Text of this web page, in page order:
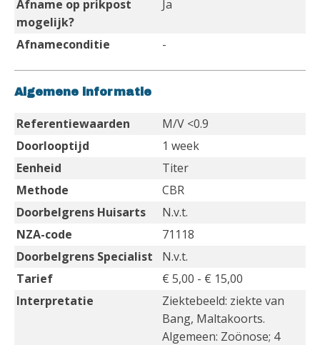
Afname op prikpost
mogelijk?
Ja
Afnameconditie -
Algemene informatie
Referentiewaarden
M/V <0.9
Doorlooptijd
1 week
Eenheid
Titer
Methode
CBR
Doorbelgrens Huisarts
N.v.t.
NZA-code
71118
Doorbelgrens Specialist
N.v.t.
Tarief
€ 5,00 - € 15,00
Interpretatie
Ziektebeeld: ziekte van
Bang, Maltakoorts.
Algemeen: Zoönose; 4